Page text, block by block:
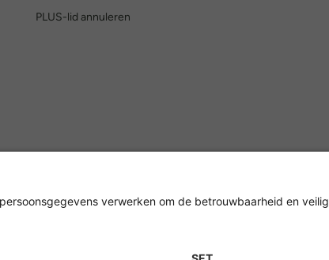
PLUS-lid annuleren
Versleuteling met